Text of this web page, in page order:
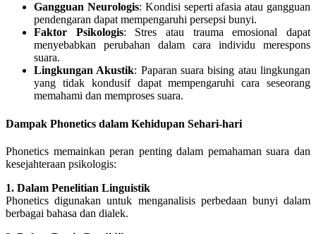
Gangguan Neurologis: Kondisi seperti afasia atau gangguan
pendengaran dapat mempengaruhi persepsi bunyi.
Faktor Psikologis: Stres atau trauma emosional dapat
menyebabkan perubahan dalam cara individu merespons
suara.
Lingkungan Akustik: Paparan suara bising atau lingkungan
yang tidak kondusif dapat mempengaruhi cara seseorang
memahami dan memproses suara.
Dampak Phonetics dalam Kehidupan Sehari-hari
Phonetics memainkan peran penting dalam pemahaman suara dan
kesejahteraan psikologis:
1. Dalam Penelitian Linguistik
Phonetics digunakan untuk menganalisis perbedaan bunyi dalam
berbagai bahasa dan dialek.